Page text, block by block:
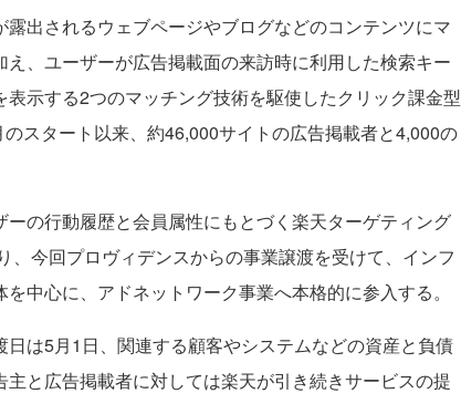
出されるウェブページやブログなどのコンテンツにマ
、ユーザーが広告掲載面の来訪時に利用した検索キー
示する2つのマッチング技術を駆使したクリック課金型
スタート以来、約46,000サイトの広告掲載者と4,000の
の行動履歴と会員属性にもとづく楽天ターゲティング
、今回プロヴィデンスからの事業譲渡を受けて、インフ
中心に、アドネットワーク事業へ本格的に参入する。
は5月1日、関連する顧客やシステムなどの資産と負債
と広告掲載者に対しては楽天が引き続きサービスの提